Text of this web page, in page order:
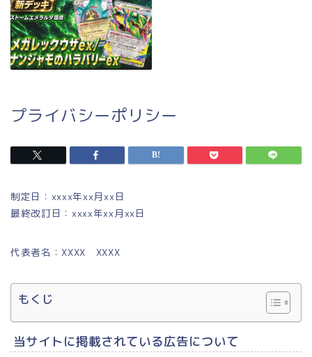
プライバシーポリシー
制定日：xxxx年xx月xx日
最終改訂日：xxxx年xx月xx日
代表者名：XXXX XXXX
もくじ
当サイトに掲載されている広告について